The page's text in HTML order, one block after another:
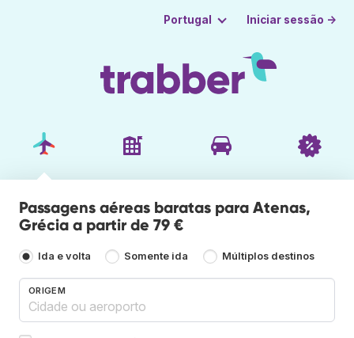
Portugal Iniciar sessão →
Passagens aéreas baratas para Atenas,
Grécia a partir de 79 €
Ida e volta Somente ida Múltiplos destinos
ORIGEM